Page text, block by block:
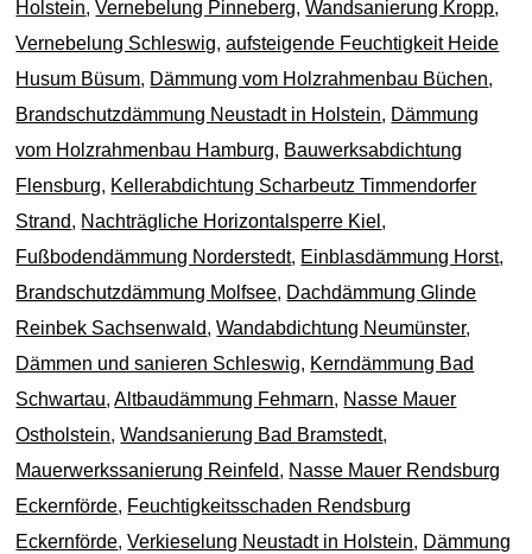
Holstein,Vernebelung Pinneberg,Wandsanierung Kropp,
Vernebelung Schleswig,aufsteigende Feuchtigkeit Heide
Husum Büsum, Dämmung vom Holzrahmenbau Büchen,
Brandschutzdämmung Neustadt in Holstein, Dämmung
vom Holzrahmenbau Hamburg, Bauwerksabdichtung
Flensburg, Kellerabdichtung Scharbeutz Timmendorfer
Strand, Nachträgliche Horizontalsperre Kiel ,
Fußbodendämmung Norderstedt, Einblasdämmung Horst,
Brandschutzdämmung Molfsee, Dachdämmung Glinde
Reinbek Sachsenwald,Wandabdichtung Neumünster,
Dämmen und sanieren Schleswig, Kerndämmung Bad
Schwartau,Altbaudämmung Fehmarn, Nasse Mauer
Ostholstein,Wandsanierung Bad Bramstedt,
Mauerwerkssanierung Reinfeld, Nasse Mauer Rendsburg
Eckernförde, Feuchtigkeitsschaden Rendsburg
Eckernförde,Verkieselung Neustadt in Holstein, Dämmung